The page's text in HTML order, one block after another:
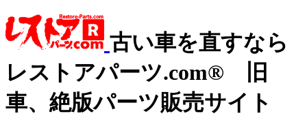
古い車を直すなら
レストアパーツ.com® 旧
車、絶版パーツ販売サイト